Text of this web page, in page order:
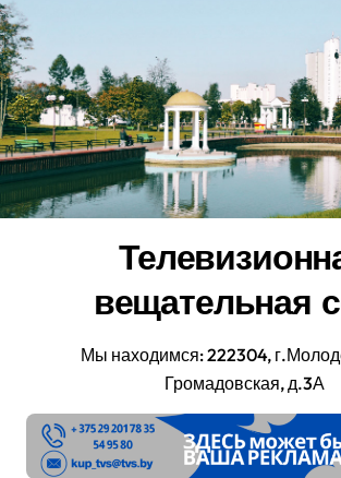
Перейти
к
содержанию
вещательная
Мы находимся: 222304,
Громадовская, д.3А